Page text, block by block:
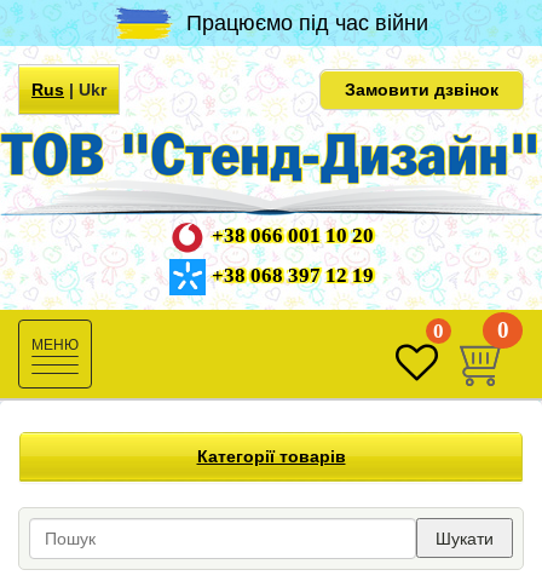
Працюємо під час війни
Rus|Ukr Замовити дзвінок
+38 066 001 10 20
+38 068 397 12 19
Toggle
navigation
0 0
Категорії товарів
Шукати